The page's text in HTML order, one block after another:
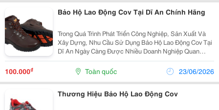
Bảo Hộ Lao Động Cov Tại Dĩ An Chính Hãng
Trong Quá Trình Phát Triển Công Nghiệp, Sản Xuất Và
Xây Dựng, Nhu Cầu Sử Dụng Bảo Hộ Lao Động Cov Tại
Dĩ An Ngày Càng Được Nhiều Doanh Nghiệp Quan
Tâm. Việc Lựa Chọn Bảo Hộ Lao Động Cov Thông Qua
Nhà Phân Phối Cov Uy Tín Giúp Doanh Nghiệp Đảm
100.000₫ Toàn quốc 23/06/2026
Thương Hiệu Bảo Hộ Lao Động Cov